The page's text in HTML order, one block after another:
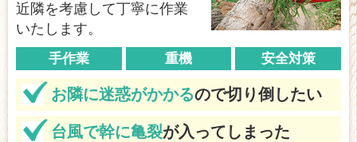
近隣を考慮して丁寧に作業
いたします。
手作業 重機 安全対策
お隣に迷惑がかかるので切り倒したい
台風で幹に亀裂が入ってしまった